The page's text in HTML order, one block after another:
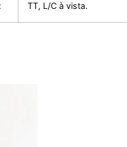
TT, L/C à vista.